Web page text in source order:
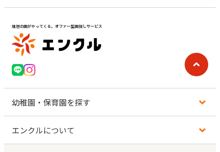
理想の園がやってくる。オファー型園探しサービス
幼稚園・保育園を探す
エンクルについて